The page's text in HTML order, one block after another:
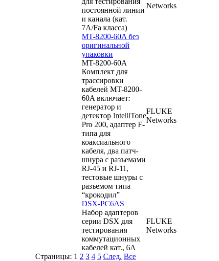
постоянной линии
и канала (кат.
7A/Fa класса)
Networks
MT-8200-60A без
оригинальной
упаковки
MT-8200-60A
Комплект для
трассировки
кабелей MT-8200-
60A включает:
генератор и
детектор IntelliTone
Pro 200, адаптер F-
типа для
коаксиального
кабеля, два патч-
шнура с разъемами
RJ-45 и RJ-11,
тестовые шнуры с
разъемом типа
“крокодил”
FLUKE
Networks
DSX-PC6AS
Набор адаптеров
серии DSX для
тестирования
коммутационных
кабелей кат., 6A
FLUKE
Networks
Страницы: 1 2 3 4 5 След. Все